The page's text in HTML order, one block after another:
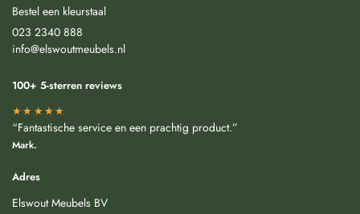
Bestel een kleurstaal
023 2340 888
info@elswoutmeubels.nl
100+ 5-sterren reviews
★★★★★
“Fantastische service en een prachtig product.”
Mark.
Adres
Elswout Meubels BV